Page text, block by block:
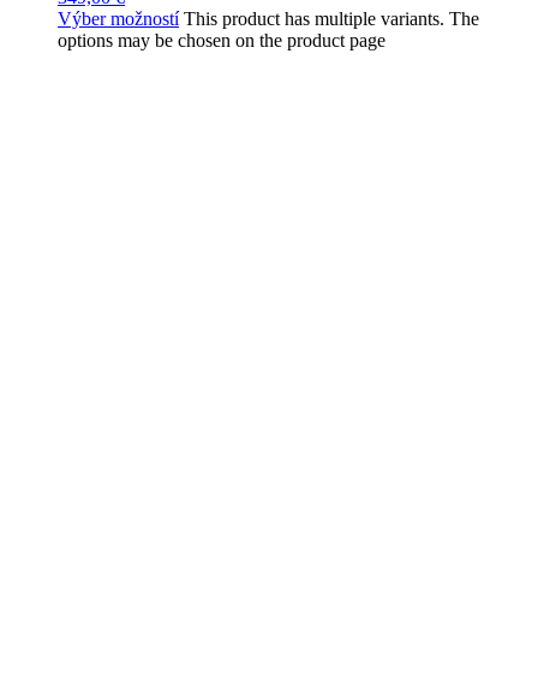
Výber možností This product has multiple variants. The
options may be chosen on the product page